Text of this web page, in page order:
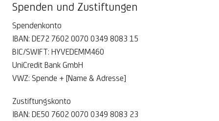
Spenden und Zustiftungen
Spendenkonto
IBAN: DE72 7602 0070 0349 8083 15
BIC/SWIFT: HYVEDEMM460
UniCredit Bank GmbH
VWZ: Spende + [Name & Adresse]
Zustiftungskonto
IBAN: DE50 7602 0070 0349 8083 23